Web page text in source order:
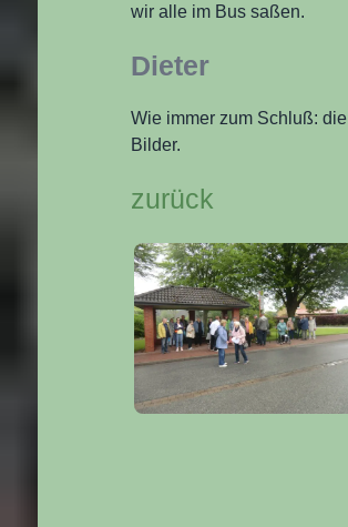
wir alle im Bus saßen.
Dieter
Wie immer zum Schluß: die
Bilder.
zurück